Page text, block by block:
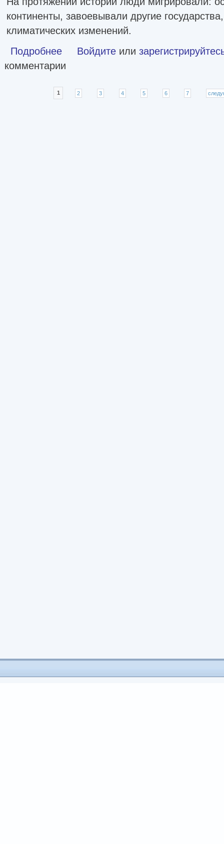
континенты, завоевывали другие
климатических изменений.
Подробнее о Миграция. Мигранты. История человечества от
Войдите или
комментарии
1 2 3 4 5 6 7